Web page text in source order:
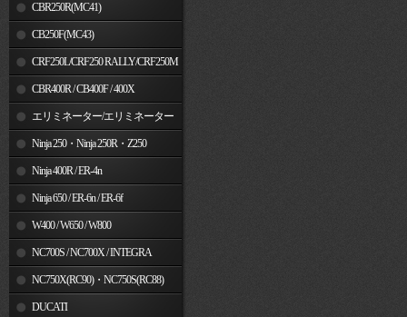
CBR250R(MC41)
CB250F(MC43)
CRF250L/CRF250 RALLY/CRF250M
CBR400R / CB400F / 400X
エリミネーター/エリミネーター
SE Ninja 250・Ninja 250R・Z250
Ninja 400R / ER-4n
Ninja 650 / ER-6n / ER-6f
W400 / W650 / W800
NC700S / NC700X / INTEGRA
NC750X(RC90)・NC750S(RC88)
DUCATI